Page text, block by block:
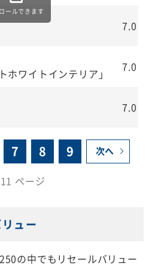
7.0
ホワイトインテリア」
7.0
7.0
7 8 9 次へ
ページ
ュー
の中でもリセールバリュー